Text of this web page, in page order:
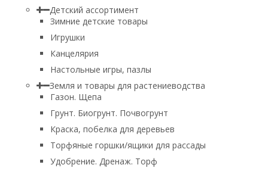
Детский ассортимент
Зимние детские товары
Игрушки
Канцелярия
Настольные игры, пазлы
Земля и товары для растениеводства
Газон. Щепа
Грунт. Биогрунт. Почвогрунт
Краска, побелка для деревьев
Торфяные горшки/ящики для рассады
Удобрение. Дренаж. Торф